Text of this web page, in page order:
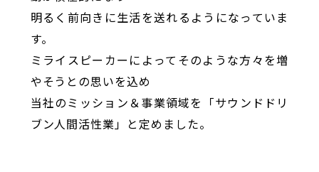
明るく前向きに生活を送れるようになっていま
す。
ミライスピーカーによってそのような方々を増
やそうとの思いを込め
当社のミッション＆事業領域を「サウンドドリ
ブン人間活性業」と定めました。